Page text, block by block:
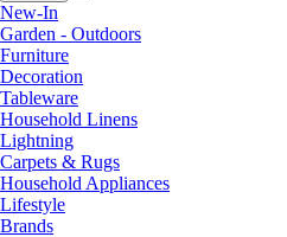
New-In
Garden - Outdoors
Furniture
Decoration
Tableware
Household Linens
Lightning
Carpets & Rugs
Household Appliances
Lifestyle
Brands